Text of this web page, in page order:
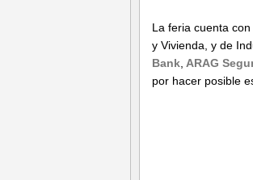
La feria cuenta
y Vivienda, y de
Bank ARAG
por hacer posible